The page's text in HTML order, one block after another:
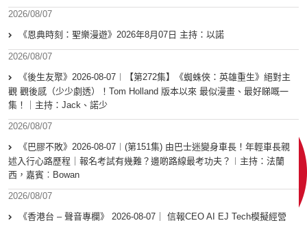
2026/08/07
《恩典時刻：聖樂漫遊》2026年8月07日 主持：以諾
2026/08/07
《後生友聚》2026-08-07︱【第272集】《蜘蛛俠：英雄重生》絕對主
觀 觀後感（少少劇透）！Tom Holland 版本以來 最似漫畫、最好睇嘅一
集！｜主持：Jack、諾少
2026/08/07
《巴膠不敗》2026-08-07︱(第151集) 由巴士迷變身車長！年輕車長親
述入行心路歷程｜報名考試有幾難？邊啲路線最考功夫？︱主持：法蘭
西，嘉賓︰Bowan
2026/08/07
《香港台 – 聲音專欄》 2026-08-07｜ 信報CEO AI EJ Tech模擬經營